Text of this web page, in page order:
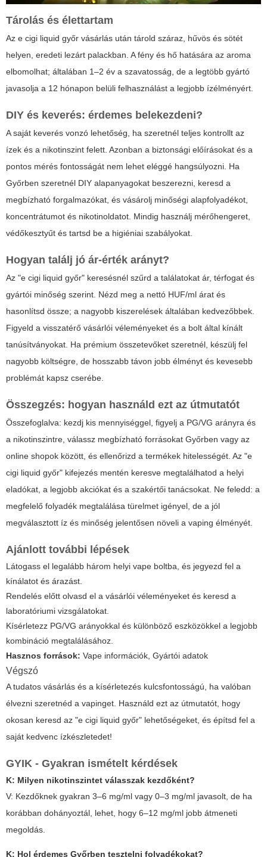
Tárolás és élettartam
Az e cigi liquid győr vásárlás után tárold száraz, hűvös és sötét
helyen, eredeti lezárt palackban. A fény és hő hatására az aroma
elbomolhat; általában 1–2 év a szavatosság, de a legtöbb gyártó
javasolja a 12 hónapon belüli felhasználást a legjobb ízélményért.
DIY és keverés: érdemes belekezdeni?
A saját keverés vonzó lehetőség, ha szeretnél teljes kontrollt az
ízek és a nikotinszint felett. Azonban a biztonsági előírásokat és a
pontos mérés fontosságát nem lehet eléggé hangsúlyozni. Ha
Győrben szeretnél DIY alapanyagokat beszerezni, keresd a
megbízható forgalmazókat, és vásárolj minőségi alapfolyadékot,
koncentrátumot és nikotinoldatot. Mindig használj mérőhengeret,
védőkesztyűt és tartsd be a higiéniai szabályokat.
Hogyan találj jó ár-érték arányt?
Az "e cigi liquid győr" keresésnél szűrd a találatokat ár, térfogat és
gyártói minőség szerint. Nézd meg a nettó HUF/ml árat és
hasonlítsd össze; a nagyobb kiszerelések általában kedvezőbbek.
Figyeld a visszatérő vásárlói véleményeket és a bolt által kínált
tanúsítványokat. Ha prémium összetevőket szeretnél, készülj fel
nagyobb költségre, de hosszabb távon jobb élményt és kevesebb
problémát kapsz cserébe.
Összegzés: hogyan használd ezt az útmutatót
Összefoglalva: kezdj kis mennyiséggel, figyelj a PG/VG arányra és
a nikotinszintre, válassz megbízható forrásokat Győrben vagy az
online shopok között, és ellenőrizd a termékek hitelességét. Az "e
cigi liquid győr" kifejezés mentén keresve megtalálhatod a helyi
eladókat, a legjobb akciókat és a szakértői tanácsokat. Ne feledd: a
megfelelő folyadék megtalálása türelmet igényel, de a jól
megválasztott íz és minőség jelentősen növeli a vaping élményét.
Ajánlott további lépések
Látogass el legalább három helyi vape boltba, és jegyezd fel a
kínálatot és árazást.
Rendelés előtt olvasd el a vásárlói véleményeket és keresd a
laboratóriumi vizsgálatokat.
Kísérletezz PG/VG arányokkal és különböző eszközökkel a legjobb
kombináció megtalálásához.
Hasznos források: Vape információk Gyártói adatok
Végszó
A tudatos vásárlás és a kísérletezés kulcsfontosságú, ha valóban
élvezni szeretnéd a vapinget. Használd ezt az útmutatót, hogy
okosan keresd az "e cigi liquid győr" lehetőségeket, és építsd fel a
saját kedvenc ízkészletedet!
GYIK - Gyakran ismételt kérdések
K: Milyen nikotinszintet válasszak kezdőként?
V: Kezdőknek gyakran 3–6 mg/ml vagy 0–3 mg/ml javasolt, de ha
korábban dohányoztál, lehet, hogy 6–12 mg/ml jobb átmeneti
megoldás.
K: Hol érdemes Győrben tesztelni folyadékokat?